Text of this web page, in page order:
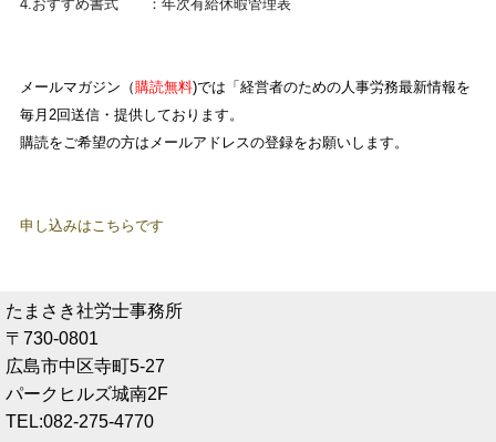
4.おすすめ書式 ：年次有給休暇管理表
メールマガジン （購読無料)では「経営者のための人事労務最新情報を
毎月2回送信・提供しております。
購読をご希望の方はメールアドレスの登録をお願いします。
申し込みはこちらです
たまさき社労士事務所
〒730-0801
広島市中区寺町5-27
パークヒルズ城南2F
TEL:082-275-4770